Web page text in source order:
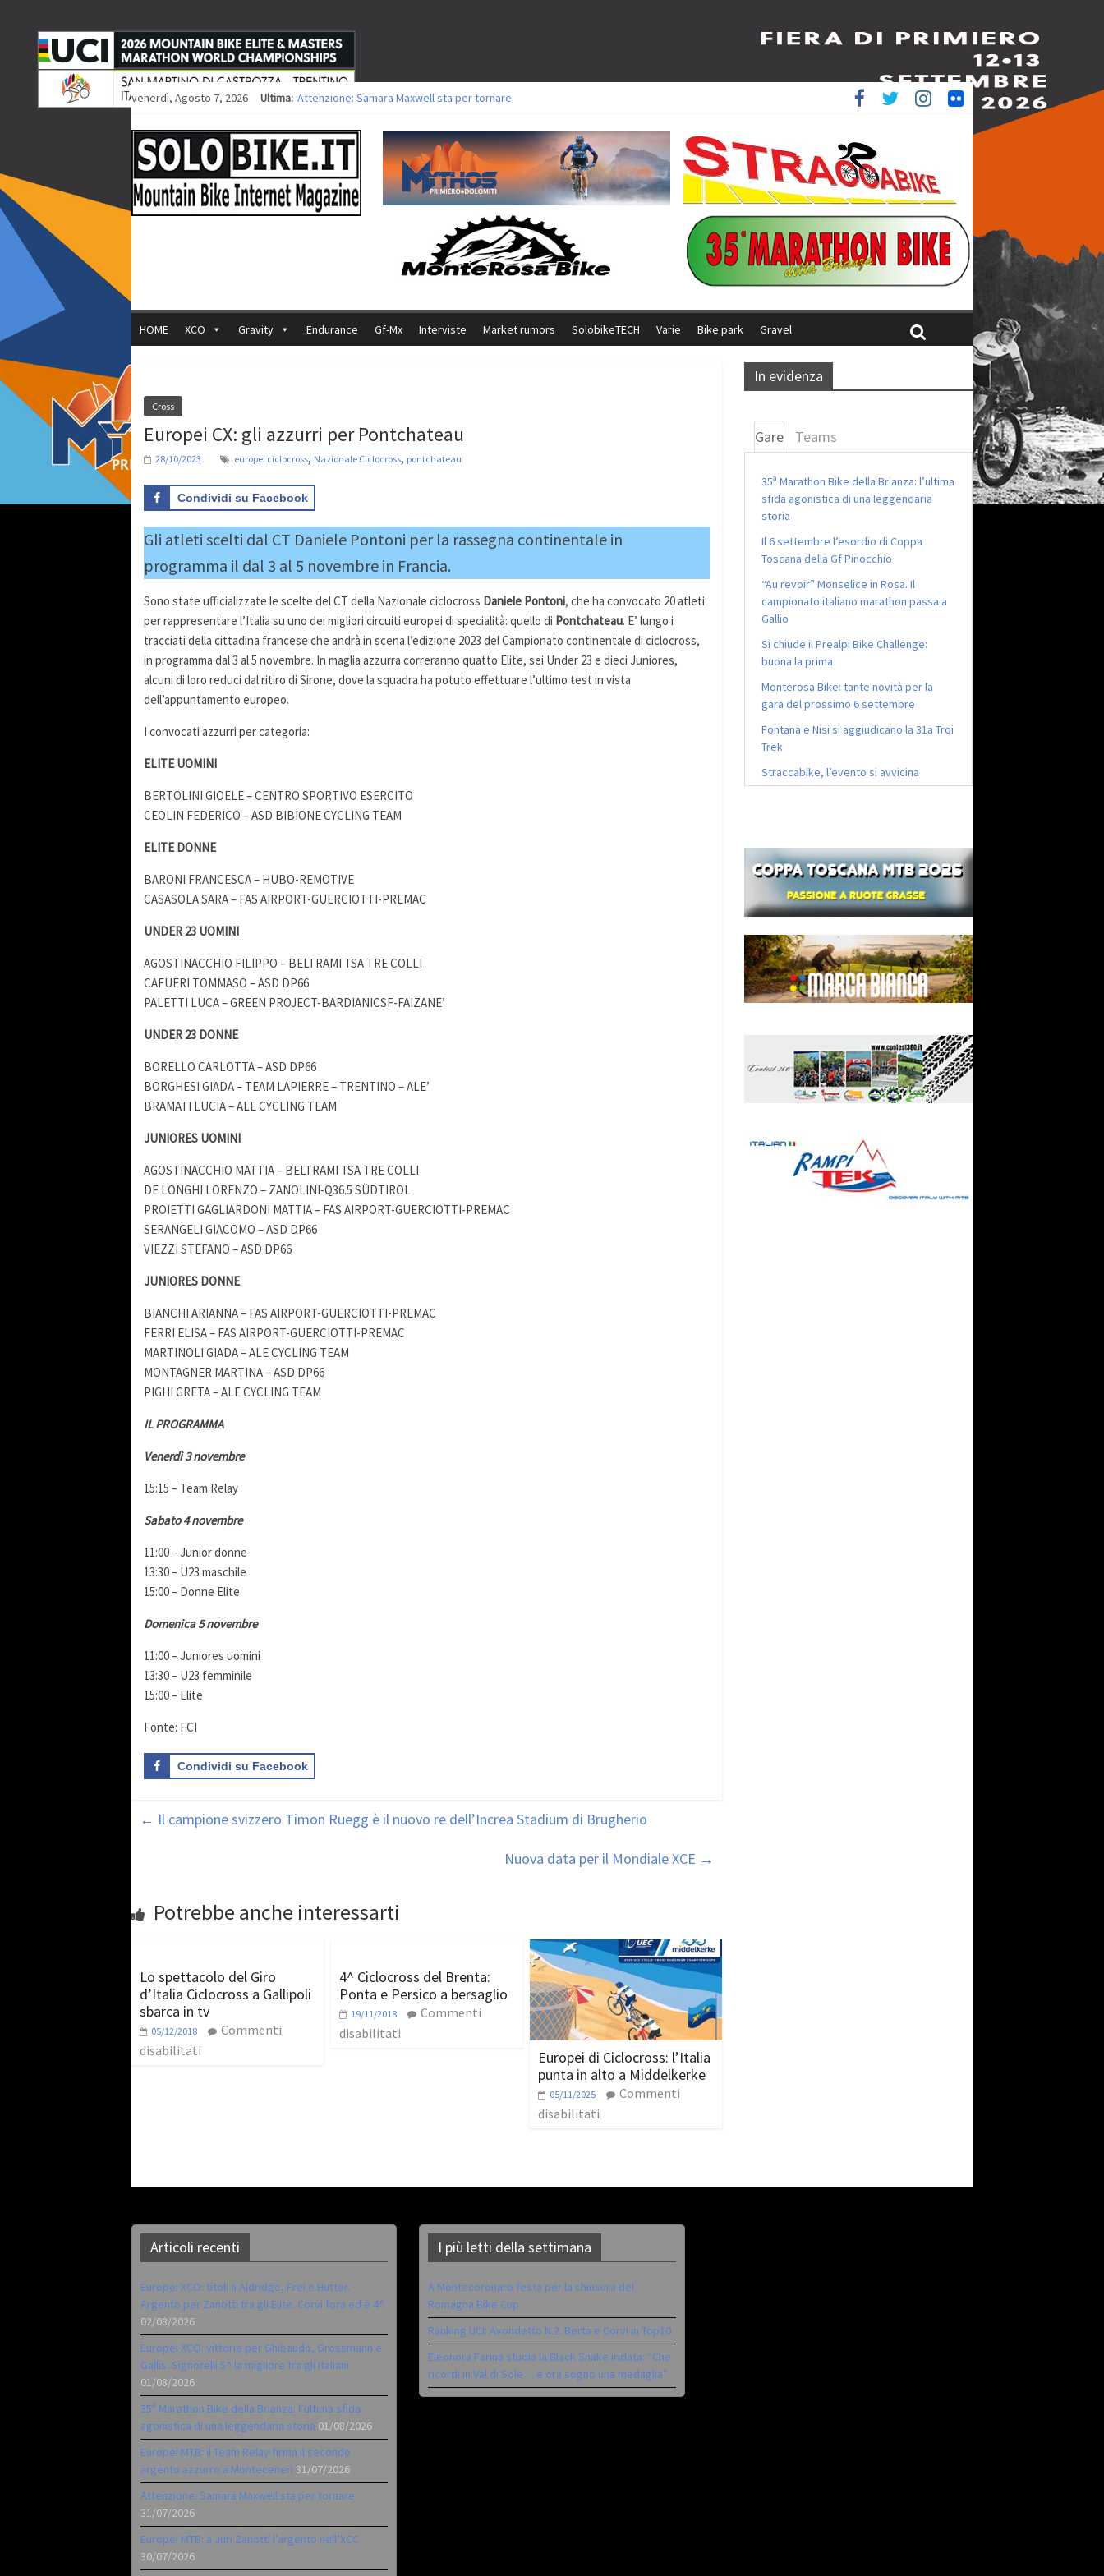
venerdì, Agosto 7, 2026 Ultima: Attenzione: Samara Maxwell sta per tornare
Europei XCO: vittorie per Ghibaudo, Grossmann e Gallis. Signorelli 5^ la migliore tra gli italiani
35ª Marathon Bike della Brianza: l’ultima sfida agonistica di una leggendaria storia
Europei MTB: il Team Relay firma il secondo argento azzurro a Monteceneri
HOME XCO Gravity Endurance Gf-Mx Interviste Market rumors SolobikeTECH Varie Bike park Gravel
Cross
Europei CX: gli azzurri per Pontchateau
28/10/2023 europei ciclocross, Nazionale Ciclocross, pontchateau
Condividi su Facebook
Gli atleti scelti dal CT Daniele Pontoni per la rassegna continentale in
programma il dal 3 al 5 novembre in Francia.
Sono state ufficializzate le scelte del CT della Nazionale ciclocross Daniele Pontoni, che ha convocato 20 atleti
per rappresentare l’Italia su uno dei migliori circuiti europei di specialità: quello di Pontchateau. E’ lungo i
tracciati della cittadina francese che andrà in scena l’edizione 2023 del Campionato continentale di ciclocross,
in programma dal 3 al 5 novembre. In maglia azzurra correranno quatto Elite, sei Under 23 e dieci Juniores,
alcuni di loro reduci dal ritiro di Sirone, dove la squadra ha potuto effettuare l’ultimo test in vista
dell’appuntamento europeo.
I convocati azzurri per categoria:
ELITE UOMINI
BERTOLINI GIOELE – CENTRO SPORTIVO ESERCITO
CEOLIN FEDERICO – ASD BIBIONE CYCLING TEAM
ELITE DONNE
BARONI FRANCESCA – HUBO-REMOTIVE
CASASOLA SARA – FAS AIRPORT-GUERCIOTTI-PREMAC
UNDER 23 UOMINI
AGOSTINACCHIO FILIPPO – BELTRAMI TSA TRE COLLI
CAFUERI TOMMASO – ASD DP66
PALETTI LUCA – GREEN PROJECT-BARDIANICSF-FAIZANE’
UNDER 23 DONNE
BORELLO CARLOTTA – ASD DP66
BORGHESI GIADA – TEAM LAPIERRE – TRENTINO – ALE’
BRAMATI LUCIA – ALE CYCLING TEAM
JUNIORES UOMINI
AGOSTINACCHIO MATTIA – BELTRAMI TSA TRE COLLI
DE LONGHI LORENZO – ZANOLINI-Q36.5 SÜDTIROL
PROIETTI GAGLIARDONI MATTIA – FAS AIRPORT-GUERCIOTTI-PREMAC
SERANGELI GIACOMO – ASD DP66
VIEZZI STEFANO – ASD DP66
JUNIORES DONNE
BIANCHI ARIANNA – FAS AIRPORT-GUERCIOTTI-PREMAC
FERRI ELISA – FAS AIRPORT-GUERCIOTTI-PREMAC
MARTINOLI GIADA – ALE CYCLING TEAM
MONTAGNER MARTINA – ASD DP66
PIGHI GRETA – ALE CYCLING TEAM
IL PROGRAMMA
Venerdì 3 novembre
15:15 – Team Relay
Sabato 4 novembre
11:00 – Junior donne
13:30 – U23 maschile
15:00 – Donne Elite
Domenica 5 novembre
11:00 – Juniores uomini
13:30 – U23 femminile
15:00 – Elite
Fonte: FCI
Condividi su Facebook
← Il campione svizzero Timon Ruegg è il nuovo re dell’Increa Stadium di Brugherio
Nuova data per il Mondiale XCE →
Potrebbe anche interessarti
Lo spettacolo del Giro
d’Italia Ciclocross a Gallipoli
sbarca in tv
05/12/2018
Commenti
disabilitati
4^ Ciclocross del Brenta:
Ponta e Persico a bersaglio
19/11/2018
Commenti
disabilitati
Europei di Ciclocross: l’Italia
punta in alto a Middelkerke
05/11/2025
Commenti
disabilitati
In evidenza
Gare Teams
35ª Marathon Bike della Brianza: l’ultima
sfida agonistica di una leggendaria
storia
Il 6 settembre l’esordio di Coppa
Toscana della Gf Pinocchio
“Au revoir” Monselice in Rosa. Il
campionato italiano marathon passa a
Gallio
Si chiude il Prealpi Bike Challenge:
buona la prima
Monterosa Bike: tante novità per la
gara del prossimo 6 settembre
Fontana e Nisi si aggiudicano la 31a Troi
Trek
Straccabike, l’evento si avvicina
Articoli recenti
Europei XCO: titoli a Aldridge, Frei e Hutter.
Argento per Zanotti tra gli Elite. Corvi fora ed è 4^
02/08/2026
Europei XCO: vittorie per Ghibaudo, Grossmann e
Gallis. Signorelli 5^ la migliore tra gli italiani
01/08/2026
35ª Marathon Bike della Brianza: l’ultima sfida
agonistica di una leggendaria storia 01/08/2026
Europei MTB: il Team Relay firma il secondo
argento azzurro a Monteceneri 31/07/2026
Attenzione: Samara Maxwell sta per tornare
31/07/2026
Europei MTB: a Juri Zanotti l’argento nell’XCC
30/07/2026
I più letti della settimana
A Montecoronaro festa per la chiusura del
Romagna Bike Cup
Ranking UCI: Avondetto N.2. Berta e Corvi in Top10
Eleonora Farina studia la Black Snake iridata: “Che
ricordi in Val di Sole… e ora sogno una medaglia”